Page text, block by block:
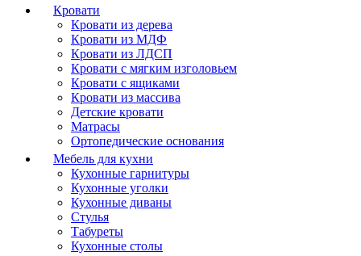
Кровати
Кровати из дерева
Кровати из МДФ
Кровати из ЛДСП
Кровати с мягким изголовьем
Кровати с ящиками
Кровати из массива
Детские кровати
Матрасы
Ортопедические основания
Мебель для кухни
Кухонные гарнитуры
Кухонные уголки
Кухонные диваны
Стулья
Табуреты
Кухонные столы